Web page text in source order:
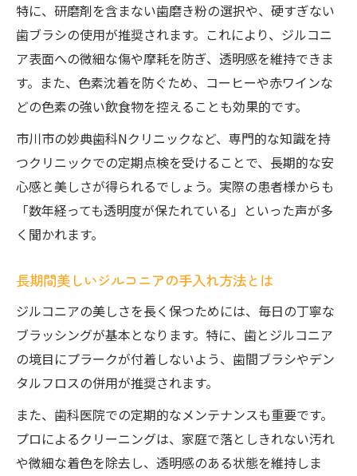
特に、研磨剤を含まない歯磨き粉の選択や、硬すぎない
歯ブラシの使用が推奨されます。これにより、ジルコニ
ア表面への微細な傷や摩耗を防ぎ、透明感を維持できま
す。また、色素沈着を防ぐため、コーヒーや赤ワインな
どの色素の強い飲食物を控えることも効果的です。
市川市の妙典歯科Nクリニックなど、専門的な知識を持
つクリニックでの定期点検を受けることで、長期的な安
心感と美しさが得られるでしょう。実際の患者様からも
「数年経っても透明度が保たれている」といった声が多
く聞かれます。
長期間美しいジルコニアの手入れ方法とは
ジルコニアの美しさを長く保つためには、毎日の丁寧な
ブラッシングが基本となります。特に、歯とジルコニア
の境目にプラークが付着しないよう、歯間ブラシやデン
タルフロスの併用が推奨されます。
また、歯科医院での定期的なメンテナンスも重要です。
プロによるクリーニングは、家庭で落としきれない汚れ
や微細な着色を除去し、透明感のある状態を維持しま